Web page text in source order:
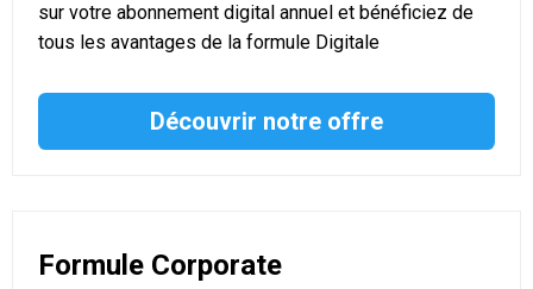
sur votre abonnement digital annuel et bénéficiez de
tous les avantages de la formule Digitale
Découvrir notre offre
Formule Corporate